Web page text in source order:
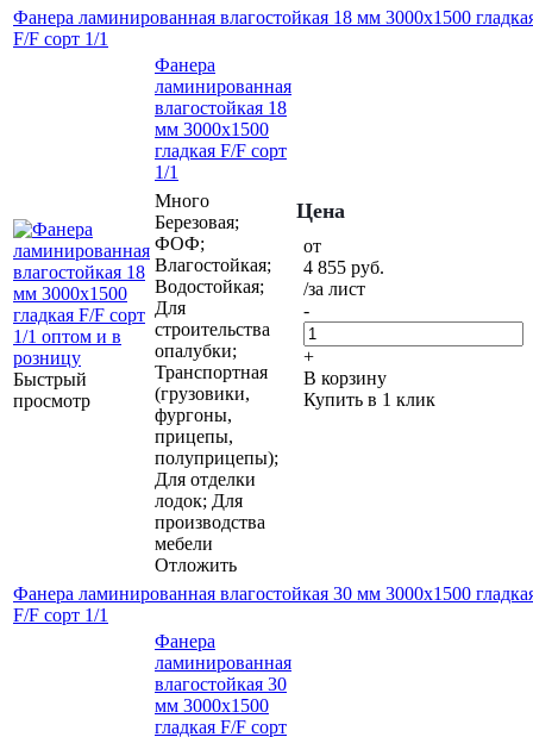
Фанера ламинированная влагостойкая 18 мм 3000х1500
F/F сорт 1/1
Быстрый
просмотр
Фанера
ламинированная
влагостойкая 18
мм 3000х1500
гладкая F/F сорт
1/1
Много
Березовая;
ФОФ;
Влагостойкая;
Водостойкая;
Для
строительства
опалубки;
Транспортная
(грузовики,
фургоны,
прицепы,
полуприцепы);
Для отделки
лодок; Для
производства
мебели
Отложить
Цена
от
4 855 руб.
/за лист
-
+
В корзину
Купить в 1 клик
Фанера ламинированная влагостойкая 30 мм 3000х1500
F/F сорт 1/1
Фанера
ламинированная
влагостойкая 30
мм 3000х1500
гладкая F/F сорт